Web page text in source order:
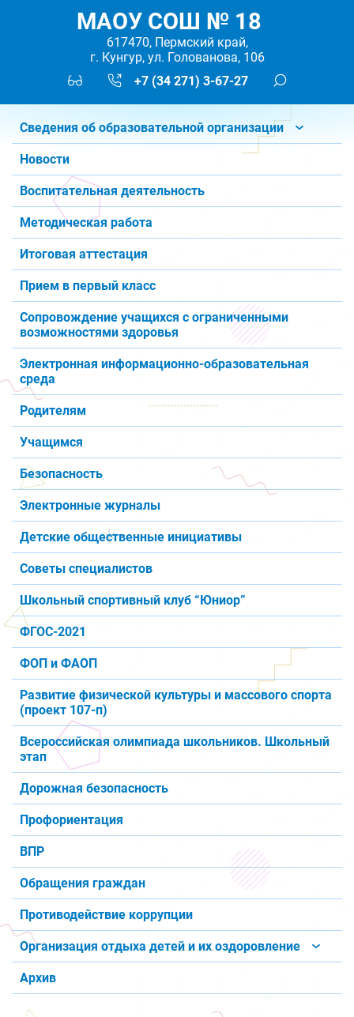
МАОУ СОШ № 18
617470, Пермский край,
г. Кунгур, ул. Голованова, 106
+7 (34 271) 3-67-27
Сведения об образовательной организации
Новости
Воспитательная деятельность
Методическая работа
Итоговая аттестация
Прием в первый класс
Сопровождение учащихся с ограниченными
возможностями здоровья
Электронная информационно-образовательная
среда
Родителям
Учащимся
Безопасность
Электронные журналы
Детские общественные инициативы
Советы специалистов
Школьный спортивный клуб “Юниор”
ФГОС-2021
ФОП и ФАОП
Развитие физической культуры и массового спорта
(проект 107-п)
Всероссийская олимпиада школьников. Школьный
этап
Дорожная безопасность
Профориентация
ВПР
Обращения граждан
Противодействие коррупции
Организация отдыха детей и их оздоровление
Архив